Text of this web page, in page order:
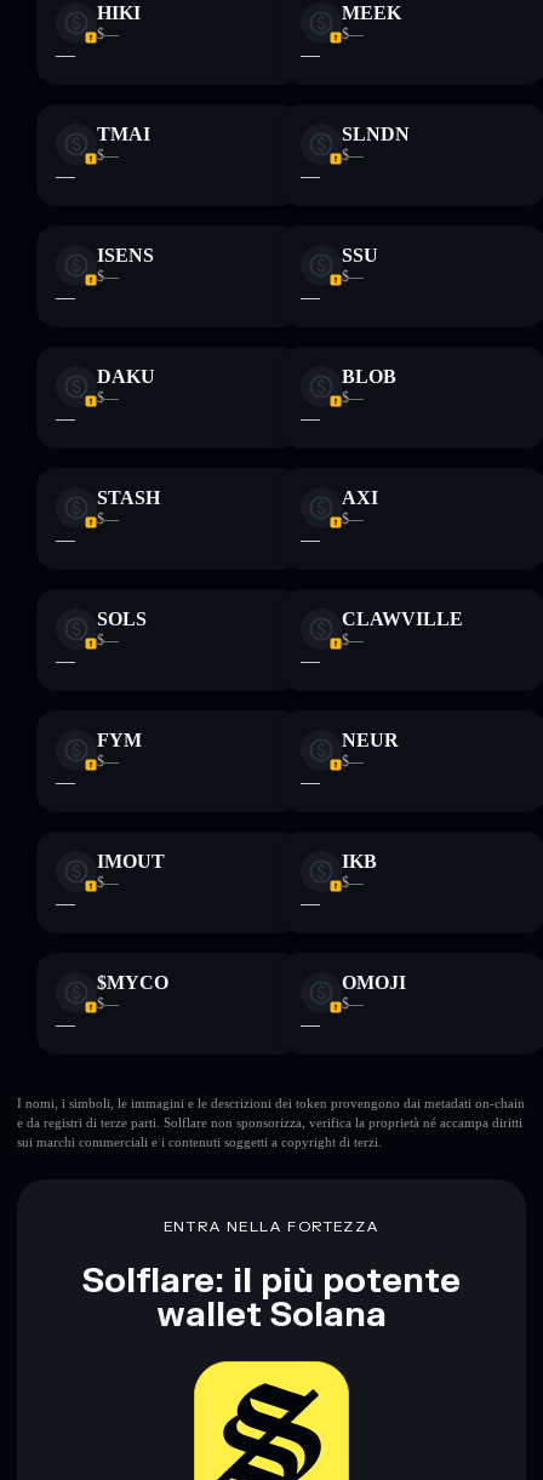
HIKI
$—
—
MEEK
$—
—
TMAI
$—
—
SLNDN
$—
—
ISENS
$—
—
SSU
$—
—
DAKU
$—
—
BLOB
$—
—
STASH
$—
—
AXI
$—
—
SOLS
$—
—
CLAWVILLE
$—
—
FYM
$—
—
NEUR
$—
—
IMOUT
$—
—
IKB
$—
—
$MYCO
$—
—
OMOJI
$—
—
I nomi, i simboli, le immagini e le descrizioni dei token provengono dai metadati on-chain
e da registri di terze parti. Solflare non sponsorizza, verifica la proprietà né accampa diritti
sui marchi commerciali e i contenuti soggetti a copyright di terzi.
ENTRA NELLA FORTEZZA
Solflare: il più potente
wallet Solana